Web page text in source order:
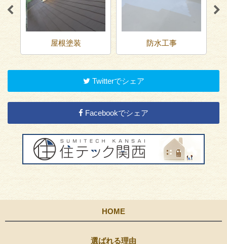
屋根塗装 防水工事
Twitterでシェア
Facebookでシェア
HOME
選ばれる理由